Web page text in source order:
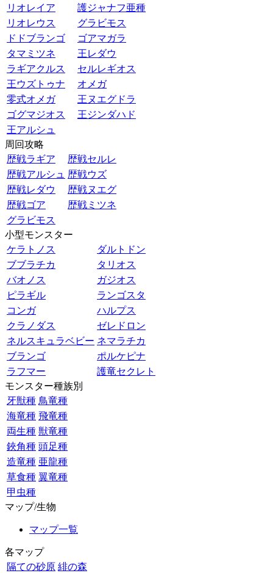
リオレイア
護ジャナフ亜種
リオレウス
グラビモス
ドドブランゴ
ゴアマガラ
タマミツネ
王レダウ
ラギアクルス
セルレギオス
王ウズトゥナ
オメガ
零式オメガ
王ヌエグドラ
ゴグマジオス
王ジンダハド
王アルシュ
周回攻略
歴戦ラギア
歴戦セルレ
歴戦アルシュ 歴戦ウズ
歴戦レダウ
歴戦ヌエグ
歴戦ゴア
歴戦ミツネ
グラビモス
小型モンスター
ケラトノス
ダルトドン
ブブラチカ
タリオス
バオノス
ガジオス
ピラギル
ランゴスタ
コンガ
ハルプス
クラノダス
ゼレドロン
ネルスキュラベビー ネマラチカ
ブランゴ
ポルケピナ
ラフマー
護竜セクレト
モンスター種族別
牙獣種 鳥竜種
海竜種 飛竜種
両生種 獣竜種
鋏角種 頭足種
造竜種 亜龍種
草食種 翼竜種
甲虫種
マップ/生物
マップ一覧
各マップ
隔ての砂原 緋の森